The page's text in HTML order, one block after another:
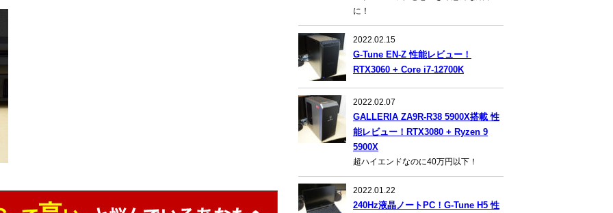
に！
2022.02.15
G-Tune EN-Z 性能レビュー！
RTX3060 + Core i7-12700K
2022.02.07
GALLERIA ZA9R-R38 5900X搭載 性
能レビュー！RTX3080 + Ryzen 9
5900X
超ハイエンドなのに40万円以下！
2022.01.22
240Hz液晶ノートPC！G-Tune H5 性